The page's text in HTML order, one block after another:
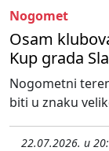
Nogomet
Osam
Kup grada
Nogometni
biti u znaku
22.07.2026. u